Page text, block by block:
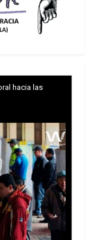
con la
mientras las
y tomen el
un sarcasmo
el
hacia las